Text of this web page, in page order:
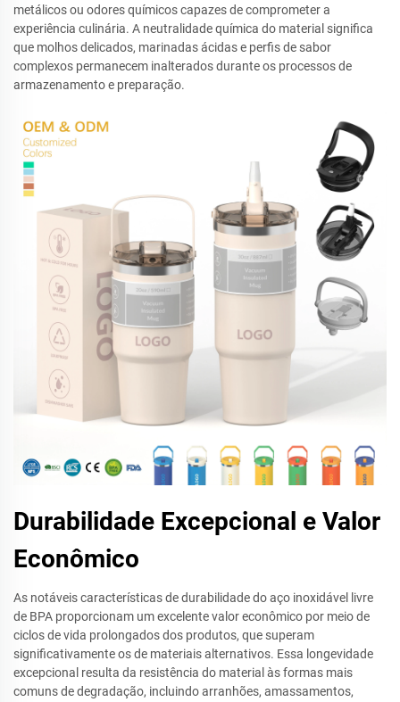
metálicos ou odores químicos capazes de comprometer a
experiência culinária. A neutralidade química do material significa
que molhos delicados, marinadas ácidas e perfis de sabor
complexos permanecem inalterados durante os processos de
armazenamento e preparação.
Durabilidade Excepcional e Valor
Econômico
As notáveis características de durabilidade do aço inoxidável livre
de BPA proporcionam um excelente valor econômico por meio de
ciclos de vida prolongados dos produtos, que superam
significativamente os de materiais alternativos. Essa longevidade
excepcional resulta da resistência do material às formas mais
comuns de degradação, incluindo arranhões, amassamentos,